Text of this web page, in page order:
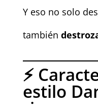
Y eso no solo
también
⚡
estilo